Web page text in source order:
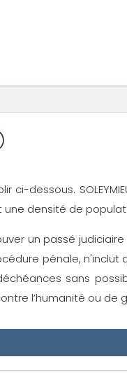
ci-dessous.
une densité de
un passé
pénale,
sans
l’humanité ou de